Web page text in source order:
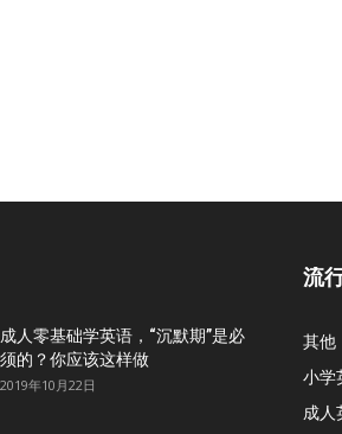
成人零基础学英语，“沉默期”是必
须的？你应该这样做
2019年10月22日
流
其他
小学
成人